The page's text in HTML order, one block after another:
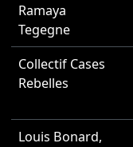
Ramaya
Tegegne
Collectif Cases
Rebelles
Louis Bonard,